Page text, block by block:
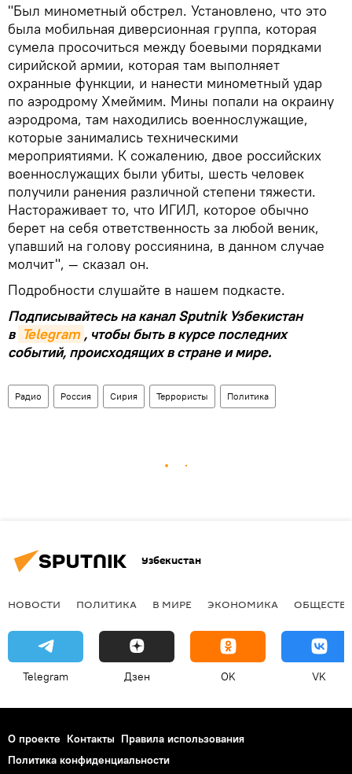
"Был минометный обстрел. Установлено, что это
была мобильная диверсионная группа, которая
сумела просочиться между боевыми порядками
сирийской армии, которая там выполняет
охранные функции, и нанести минометный удар
по аэродрому Хмеймим. Мины попали на окраину
аэродрома, там находились военнослужащие,
которые занимались техническими
мероприятиями. К сожалению, двое российских
военнослужащих были убиты, шесть человек
получили ранения различной степени тяжести.
Настораживает то, что ИГИЛ, которое обычно
берет на себя ответственность за любой веник,
упавший на голову россиянина, в данном случае
молчит", — сказал он.
Подробности слушайте в нашем подкасте.
Подписывайтесь на канал Sputnik Узбекистан
в Telegram , чтобы быть в курсе последних
событий, происходящих в стране и мире.
Радио Россия Сирия Террористы Политика
Узбекистан
НОВОСТИ ПОЛИТИКА В МИРЕ ЭКОНОМИКА
Telegram Дзен OK VK
О проекте Контакты Правила использования
Политика конфиденциальности